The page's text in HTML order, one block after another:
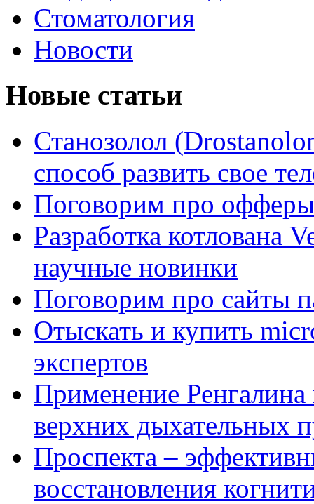
Стоматология
Новости
Новые статьи
Станозолол
способ развить свое
Поговорим про
Разработка котлована
научные новинки
Поговорим про сайты
Отыскать и купить
экспертов
Применение Ренгалина
верхних дыхательных
Проспекта –
восстановления